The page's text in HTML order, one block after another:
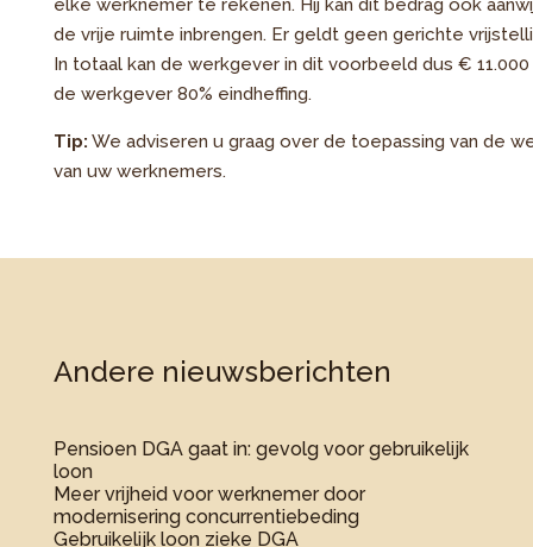
elke werknemer te rekenen. Hij kan dit bedrag ook
de vrije ruimte inbrengen. Er geldt geen gerichte
In totaal kan de werkgever in dit voorbeeld dus €
de werkgever 80% eindheffing.
Tip: We adviseren u graag over de toepassing van de
van uw werknemers.
Andere nieuwsberichten
Pensioen DGA gaat in: gevolg voor gebruikelijk
loon
Meer vrijheid voor werknemer door
modernisering concurrentiebeding
Gebruikelijk loon zieke DGA